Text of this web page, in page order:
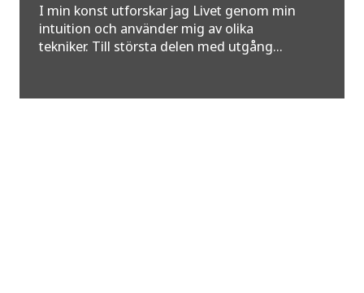
I min konst utforskar jag Livet genom min
intuition och använder mig av olika
tekniker. Till största delen med utgång...